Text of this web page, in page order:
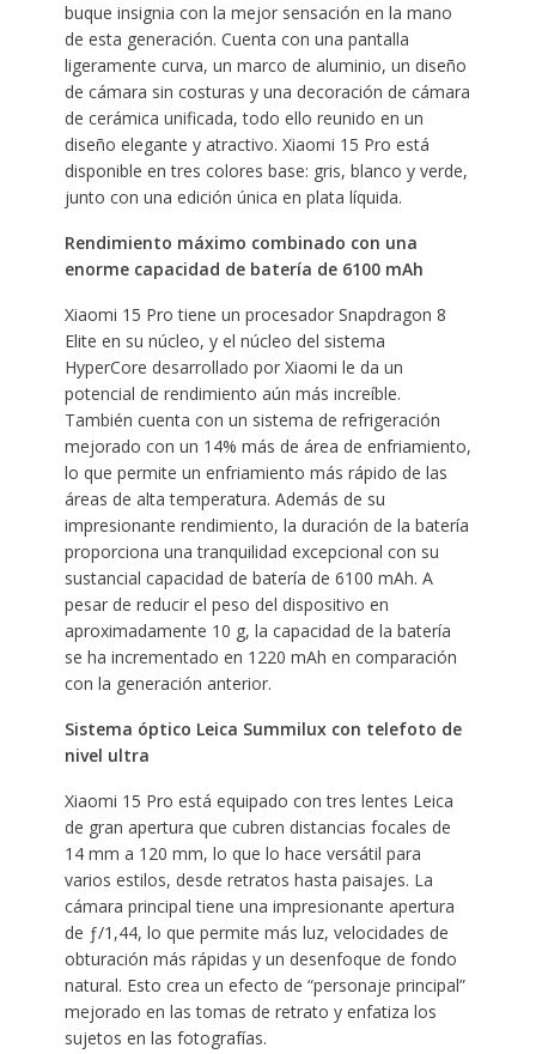
buque insignia con la mejor sensación en la mano
de esta generación. Cuenta con una pantalla
ligeramente curva, un marco de aluminio, un diseño
de cámara sin costuras y una decoración de cámara
de cerámica unificada, todo ello reunido en un
diseño elegante y atractivo. Xiaomi 15 Pro está
disponible en tres colores base: gris, blanco y verde,
junto con una edición única en plata líquida.
Rendimiento máximo combinado con una
enorme capacidad de batería de 6100 mAh
Xiaomi 15 Pro tiene un procesador Snapdragon 8
Elite en su núcleo, y el núcleo del sistema
HyperCore desarrollado por Xiaomi le da un
potencial de rendimiento aún más increíble.
También cuenta con un sistema de refrigeración
mejorado con un 14% más de área de enfriamiento,
lo que permite un enfriamiento más rápido de las
áreas de alta temperatura. Además de su
impresionante rendimiento, la duración de la batería
proporciona una tranquilidad excepcional con su
sustancial capacidad de batería de 6100 mAh. A
pesar de reducir el peso del dispositivo en
aproximadamente 10 g, la capacidad de la batería
se ha incrementado en 1220 mAh en comparación
con la generación anterior.
Sistema óptico Leica Summilux con telefoto de
nivel ultra
Xiaomi 15 Pro está equipado con tres lentes Leica
de gran apertura que cubren distancias focales de
14 mm a 120 mm, lo que lo hace versátil para
varios estilos, desde retratos hasta paisajes. La
cámara principal tiene una impresionante apertura
de ƒ/1,44, lo que permite más luz, velocidades de
obturación más rápidas y un desenfoque de fondo
natural. Esto crea un efecto de “personaje principal”
mejorado en las tomas de retrato y enfatiza los
sujetos en las fotografías.